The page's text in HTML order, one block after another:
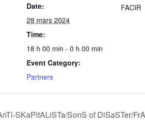
Date:
28 mars 2024
Time:
18 h 00 min - 0 h 00 min
Event Category:
Partners
FACIR
SKaPitALiSTa/SonS of DiSaSTer/